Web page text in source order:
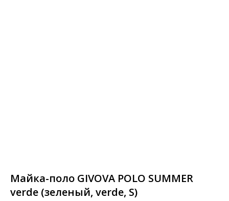
Майка-поло GIVOVA POLO SUMMER
verde (зеленый, verde, S)